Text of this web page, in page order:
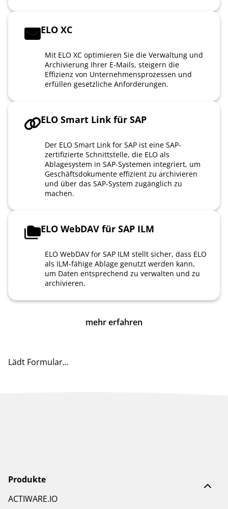
ELO XC
Mit ELO XC optimieren Sie die Verwaltung und
Archivierung Ihrer E-Mails, steigern die
Effizienz von Unternehmensprozessen und
erfüllen gesetzliche Anforderungen.
ELO Smart Link für SAP
Der ELO Smart Link for SAP ist eine SAP-
zertifizierte Schnittstelle, die ELO als
Ablagesystem in SAP-Systemen integriert, um
Geschäftsdokumente effizient zu archivieren
und über das SAP-System zugänglich zu
machen.
ELO WebDAV für SAP ILM
ELO WebDAV for SAP ILM stellt sicher, dass ELO
als ILM-fähige Ablage genutzt werden kann,
um Daten entsprechend zu verwalten und zu
archivieren.
mehr erfahren
Lädt Formular...
Produkte
ACTIWARE.IO